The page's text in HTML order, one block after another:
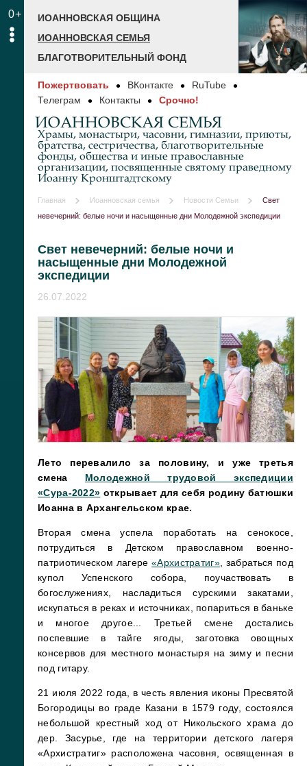
0+
ИОАННОВСКАЯ ОБЩИНА
ИОАННОВСКАЯ СЕМЬЯ
БЛАГОТВОРИТЕЛЬНЫЙ ФОНД
Пожертвовать ВКонтакте
RuTube
Телеграм
Контакты Срочно!
ИОАННОВСКАЯ СЕМЬЯ
Храмы, монастыри, часовни, гимназии, приюты,
братства, сестричества, благотворительные
фонды, общества и иные православные
организации, посвященные святому праведному
Иоанну Кронштадтскому
Главная Иоанновская семья Новости Семьи
Свет
невечерний: белые ночи и насыщенные дни Молодежной экспедиции
Свет невечерний: белые ночи и
насыщенные дни Молодежной
экспедиции
26.07.2022
Лето перевалило за половину, и уже третья
смена Молодежной трудовой экспедиции
«Сура-2022» открывает для себя родину батюшки
Иоанна в Архангельском крае.
Вторая смена успела поработать на сенокосе,
потрудиться в Детском православном военно-
патриотическом лагере«Архистратиг», забраться под
купол Успенского собора, поучаствовать в
богослужениях, насладиться сурскими закатами,
искупаться в реках и источниках, попариться в баньке
и многое другое... Третьей смене достались
поспевшие в тайге ягоды, заготовка овощных
консервов для местного монастыря на зиму и песни
под гитару.
21 июля 2022 года, в честь явления иконы Пресвятой
Богородицы во граде Казани в 1579 году, состоялся
небольшой крестный ход от Никольского храма до
дер. Засурье, где на территории детского лагеря
«Архистратиг» расположена часовня, освященная в